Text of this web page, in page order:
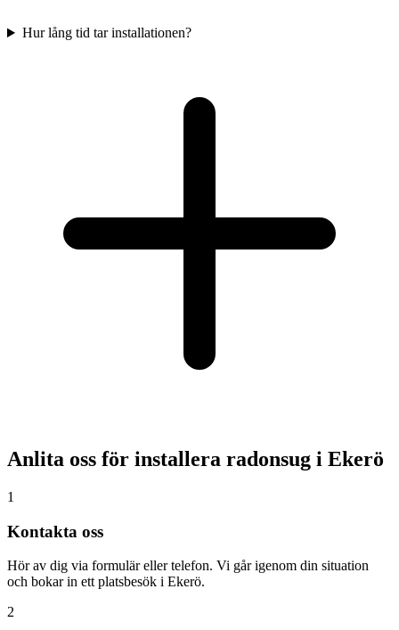
Hur lång tid tar installationen?
Anlita oss för installera radonsug i Ekerö
1
Kontakta oss
Hör av dig via formulär eller telefon. Vi går igenom din situation
och bokar in ett platsbesök i Ekerö.
2